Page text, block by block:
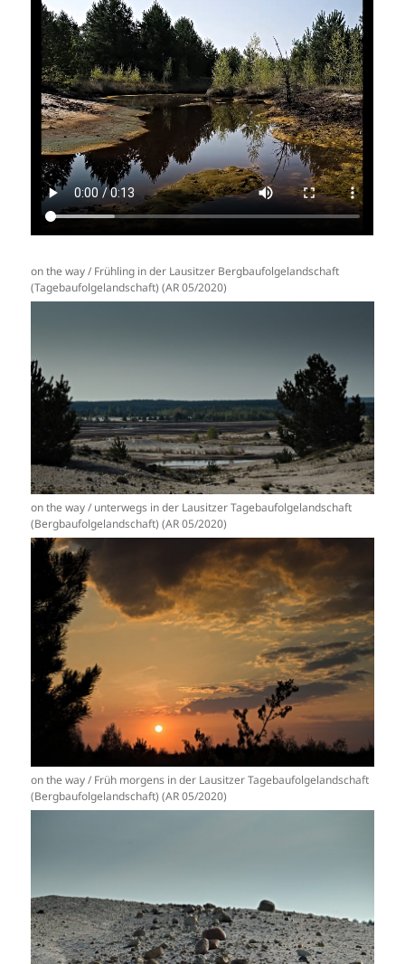
on the way / Frühling in der Lausitzer Bergbaufolgelandschaft
(Tagebaufolgelandschaft) (AR 05/2020)
on the way / unterwegs in der Lausitzer Tagebaufolgelandschaft
(Bergbaufolgelandschaft) (AR 05/2020)
on the way / Früh morgens in der Lausitzer Tagebaufolgelandschaft
(Bergbaufolgelandschaft) (AR 05/2020)